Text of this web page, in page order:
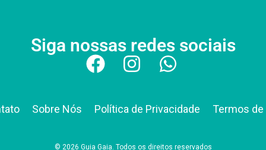
Siga nossas redes sociais
Sobre Nós Política de Privacidade Termos de
© 2026 Guia Gaia. Todos os direitos reservados